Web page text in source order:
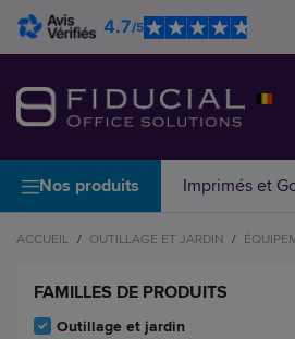
4.7/5
Nos produits Imprimés et
ACCUEIL / OUTILLAGE ET JARDIN /
FAMILLES DE PRODUITS
Outillage et jardin